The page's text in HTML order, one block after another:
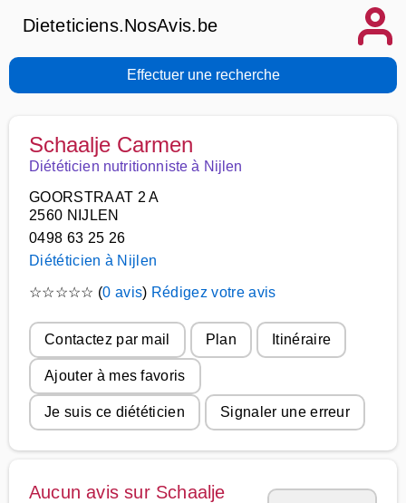
Dieteticiens.NosAvis.be
Effectuer une recherche
Schaalje Carmen
Diététicien nutritionniste à Nijlen
GOORSTRAAT 2 A
2560 NIJLEN
0498 63 25 26
Diététicien à Nijlen
☆☆☆☆☆ (0 avis) Rédigez votre avis
Contactez par mail Plan Itinéraire
Ajouter à mes favoris
Je suis ce diététicien Signaler une erreur
Aucun avis sur Schaalje